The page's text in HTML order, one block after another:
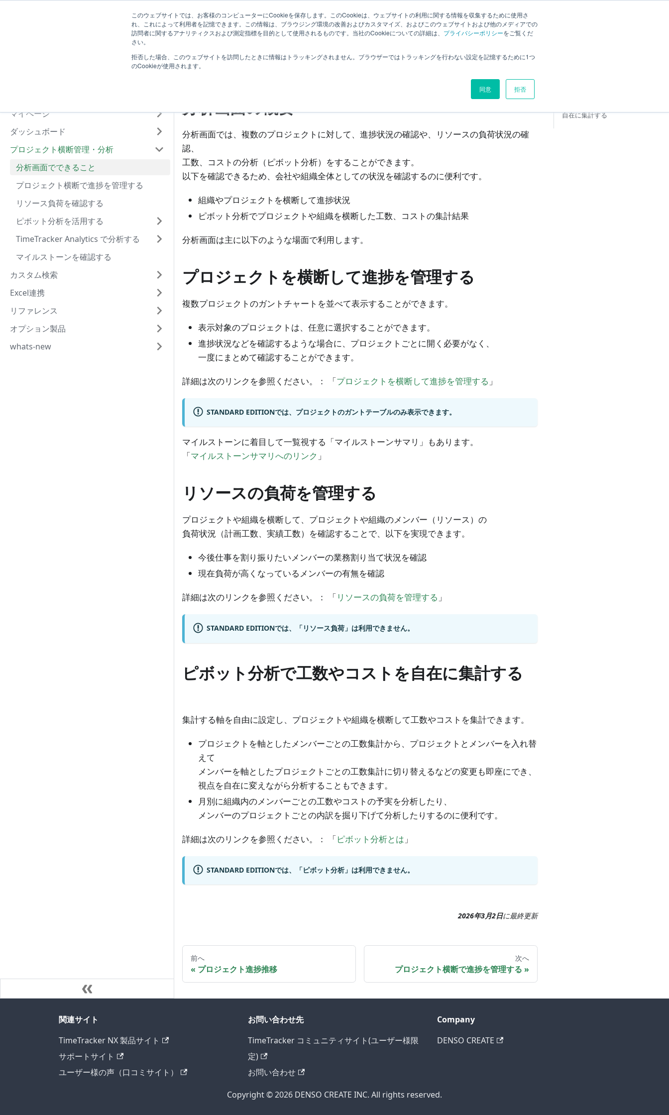
このウェブサイトでは、お客様のコンピューターにCookieを保存します。このCookieは、ウェブサイトの利用に関する情報を収集するために使用さ
れ、これによって利用者を記憶できます。この情報は、ブラウジング環境の改善およびカスタマイズ、およびこのウェブサイトおよび他のメディアでの
訪問者に関するアナリティクスおよび測定指標を目的として使用されるものです。当社のCookieについての詳細は、 プライバシーポリシーをご覧くだ
さい。
拒否した場合、このウェブサイトを訪問したときに情報はトラッキングされません。ブラウザーではトラッキングを行わない設定を記憶するために1つ
のCookieが使用されます。
同意 拒否
ユーザー向け システム管理者向け ナレッジ | 関連ページ
マイページ
ダッシュボード
プロジェクト横断管理・分析
分析画面でできること
プロジェクト横断で進捗を管理する
リソース負荷を確認する
ピボット分析を活用する
TimeTracker Analytics で分析する
マイルストーンを確認する
カスタム検索
Excel連携
リファレンス
オプション製品
whats-new
分析画面でできること
分析画面の概要
分析画面では、複数のプロジェクトに対して、進捗状況の確認や、リソースの負荷状況の確
認、
工数、コストの分析（ピボット分析）をすることができます。
以下を確認できるため、会社や組織全体としての状況を確認するのに便利です。
組織やプロジェクトを横断して進捗状況
ピボット分析でプロジェクトや組織を横断した工数、コストの集計結果
分析画面は主に以下のような場面で利用します。
プロジェクトを横断して進捗を管理する
複数プロジェクトのガントチャートを並べて表示することができます。
表示対象のプロジェクトは、任意に選択することができます。
進捗状況などを確認するような場合に、プロジェクトごとに開く必要がなく、
一度にまとめて確認することができます。
詳細は次のリンクを参照ください。： 「プロジェクトを横断して進捗を管理する 」
STANDARD EDITIONでは、プロジェクトのガントテーブルのみ表示できます。
マイルストーンに着目して一覧視する「マイルストーンサマリ」もあります。
「マイルストーンサマリへのリンク 」
リソースの負荷を管理する
プロジェクトや組織を横断して、プロジェクトや組織のメンバー（リソース）の
負荷状況（計画工数、実績工数）を確認することで、以下を実現できます。
今後仕事を割り振りたいメンバーの業務割り当て状況を確認
現在負荷が高くなっているメンバーの有無を確認
詳細は次のリンクを参照ください。： 「 リソースの負荷を管理する 」
STANDARD EDITIONでは、「リソース負荷」は利用できません。
ピボット分析で工数やコストを自在に集計する
集計する軸を自由に設定し、プロジェクトや組織を横断して工数やコストを集計できます。
プロジェクトを軸としたメンバーごとの工数集計から、プロジェクトとメンバーを入れ替
えて
メンバーを軸としたプロジェクトごとの工数集計に切り替えるなどの変更も即座にでき、
視点を自在に変えながら分析することもできます。
月別に組織内のメンバーごとの工数やコストの予実を分析したり、
メンバーのプロジェクトごとの内訳を掘り下げて分析したりするのに便利です。
詳細は次のリンクを参照ください。： 「ピボット分析とは 」
STANDARD EDITIONでは、「ピボット分析」は利用できません。
2026年3月2日に最終更新
前へ
プロジェクト進捗推移
次へ
プロジェクト横断で進捗を管理する
自在に集計する
関連サイト
TimeTracker NX 製品サイト
サポートサイト
ユーザー様の声（口コミサイト）
お問い合わせ先
TimeTracker コミュニティサイト(ユーザー様限
定)
お問い合わせ
Company
DENSO CREATE
Copyright © 2026 DENSO CREATE INC. All rights reserved.